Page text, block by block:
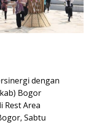
dengan
Bogor
Rest Area
Sabtu